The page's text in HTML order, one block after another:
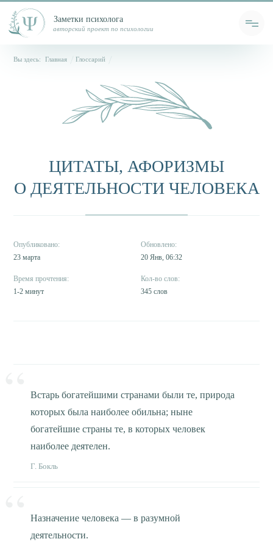
Вы здесь: Главная Глоссарий
ЦИТАТЫ, АФОРИЗМЫ
О ДЕЯТЕЛЬНОСТИ ЧЕЛОВЕКА
23 марта 20 Янв, 06:32
1-2 минут 345 слов
Встарь богатейшими странами были те, природа
которых была наиболее обильна; ныне
богатейшие страны те, в которых человек
наиболее деятелен.
Г. Бокль
Назначение человека — в разумной
деятельности.
Заметки психолога
авторский проект по психологии